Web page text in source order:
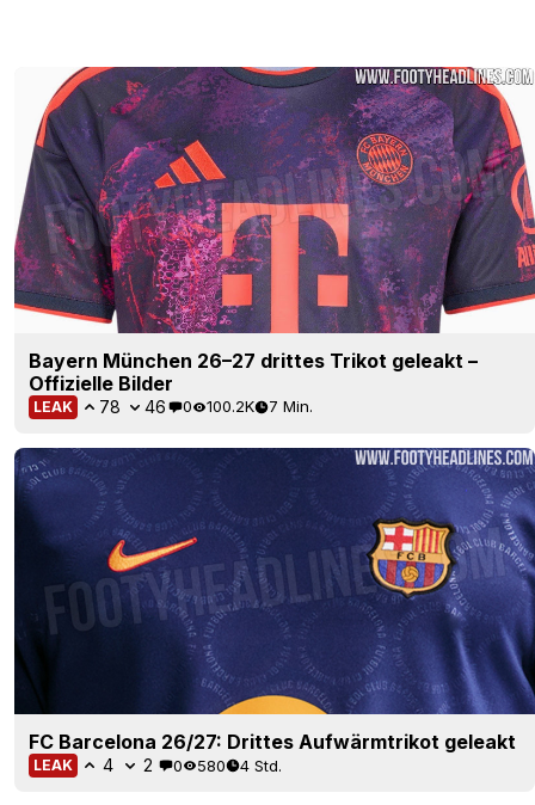
Bayern München 26–27 drittes Trikot geleakt –
Offizielle Bilder
LEAK 78 46 0 100.2K 7 Min.
FC Barcelona 26/27: Drittes Aufwärmtrikot geleakt
LEAK 4 2 0 580 4 Std.